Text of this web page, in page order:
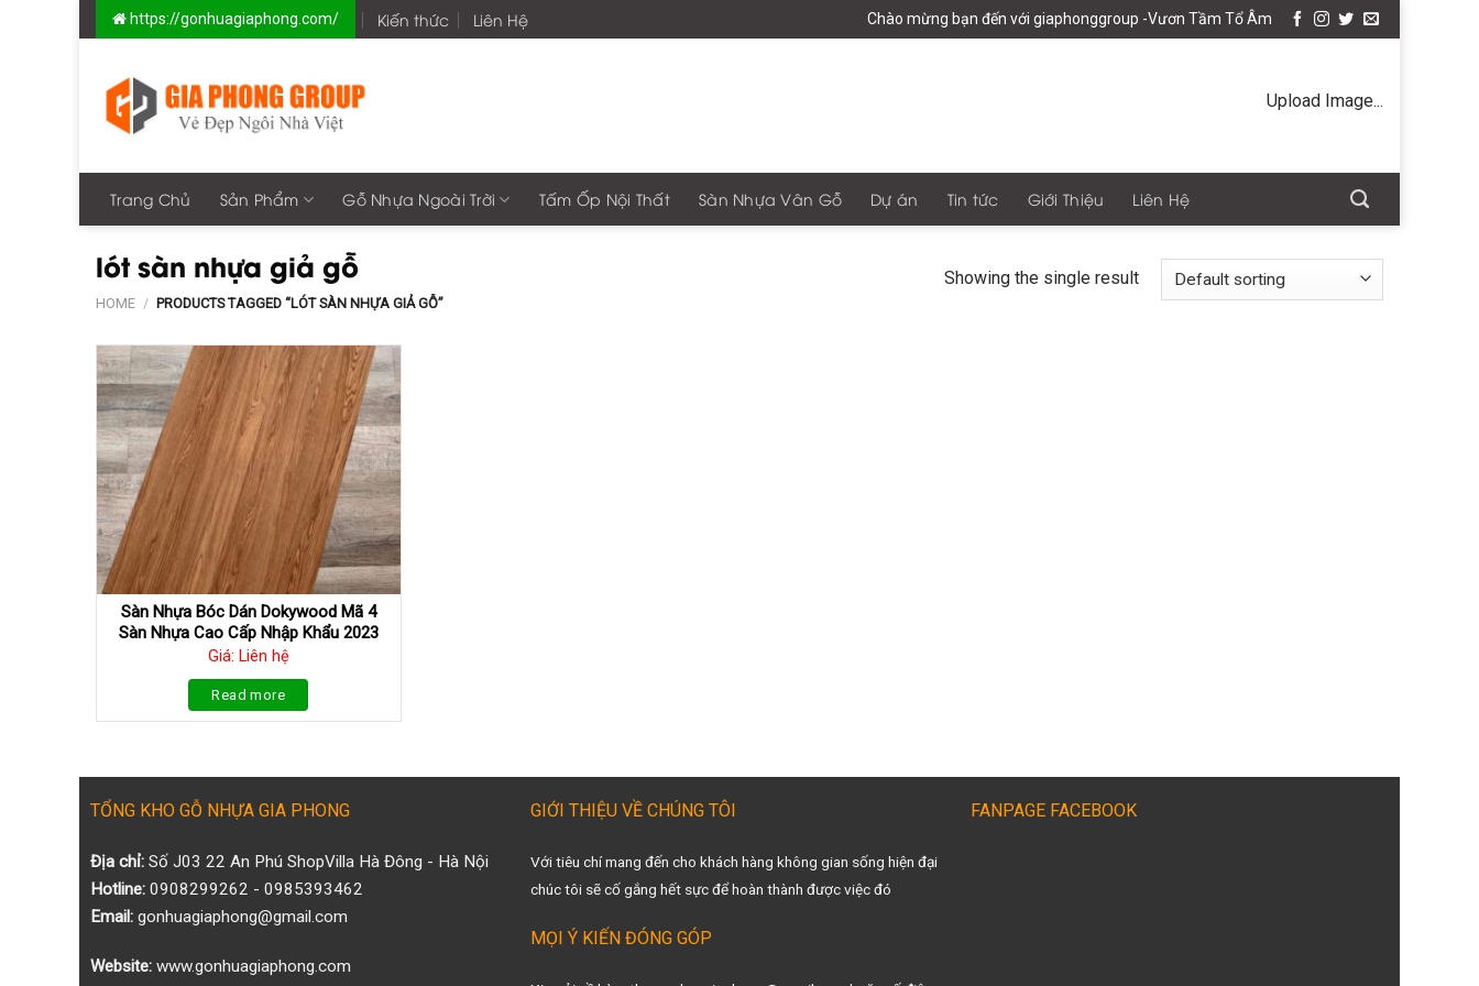
to
https://gonhuagiaphong.com/ Kiến thức Liên Hệ Chào mừng bạn đến với giaphonggroup -Vươn Tầm Tổ Âm Việt
Upload Image...
Trang Chủ Sản Phẩm Gỗ Nhựa Ngoài Trời Tấm Ốp Nội Thất Sàn Nhựa Vân Gỗ Dự án Tin tức Giới Thiệu Liên Hệ
lót sàn nhựa giả gỗ
HOME / PRODUCTS TAGGED “LÓT SÀN NHỰA GIẢ GỖ”
Showing the single result
Sàn Nhựa Bóc Dán Dokywood Mã 4
Sàn Nhựa Cao Cấp Nhập Khẩu 2023
Giá: Liên hệ
Read more
TỔNG KHO GỖ NHỰA GIA PHONG
Địa chỉ:Số J03 22 An Phú ShopVilla Hà Đông - Hà Nội
Hotline:0908299262 - 0985393462
Email:gonhuagiaphong@gmail.com
Website:www.gonhuagiaphong.com
GIỚI THIỆU VỀ CHÚNG TÔI
Với tiêu chí mang đến cho khách hàng không gian sống hiện đại
chúc tôi sẽ cố gắng hết sực để hoàn thành được việc đó
MỌI Ý KIẾN ĐÓNG GÓP
FANPAGE FACEBOOK